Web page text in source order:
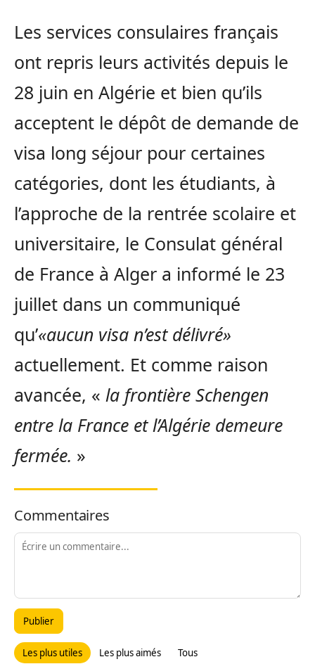
Les services consulaires français
ont repris leurs activités depuis le
28 juin en Algérie et bien qu’ils
acceptent le dépôt de demande de
visa long séjour pour certaines
catégories, dont les étudiants, à
l’approche de la rentrée scolaire et
universitaire, le Consulat général
de France à Alger a informé le 23
juillet dans un communiqué
qu’«aucun visa n’est délivré»
actuellement. Et comme raison
avancée, « la frontière Schengen
entre la France et l’Algérie demeure
fermée. »
Commentaires
Publier
Les plus utiles Les plus aimés Tous